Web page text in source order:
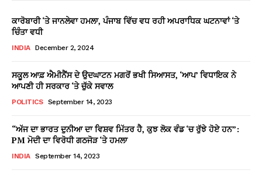
ਕਾਰੋਬਾਰੀ ‘ਤੇ ਜਾਨਲੇਵਾ ਹਮਲਾ, ਪੰਜਾਬ ਵਿੱਚ ਵਧ ਰਹੀ ਅਪਰਾਧਿਕ ਘਟਨਾਵਾਂ ‘ਤੇ
ਚਿੰਤਾ ਵਧੀ
INDIA December 2, 2024
ਸਕੂਲ ਆਫ਼ ਐਮੀਨੈਂਸ ਦੇ ਉਦਘਾਟਨ ਮਗਰੋਂ ਭਖੀ ਸਿਆਸਤ, ‘ਆਪ’ ਵਿਧਾਇਕ ਨੇ
ਆਪਣੀ ਹੀ ਸਰਕਾਰ ‘ਤੇ ਚੁੱਕੇ ਸਵਾਲ
POLITICS September 14, 2023
“ਅੱਜ ਦਾ ਭਾਰਤ ਦੁਨੀਆ ਦਾ ਵਿਸ਼ਵ ਮਿੱਤਰ ਹੈ, ਕੁਝ ਲੋਕ ਵੰਡ ‘ਚ ਰੁੱਝੇ ਹੋਏ ਹਨ”:
PM ਮੋਦੀ ਦਾ ਵਿਰੋਧੀ ਗਠਜੋੜ ‘ਤੇ ਹਮਲਾ
INDIA September 14, 2023